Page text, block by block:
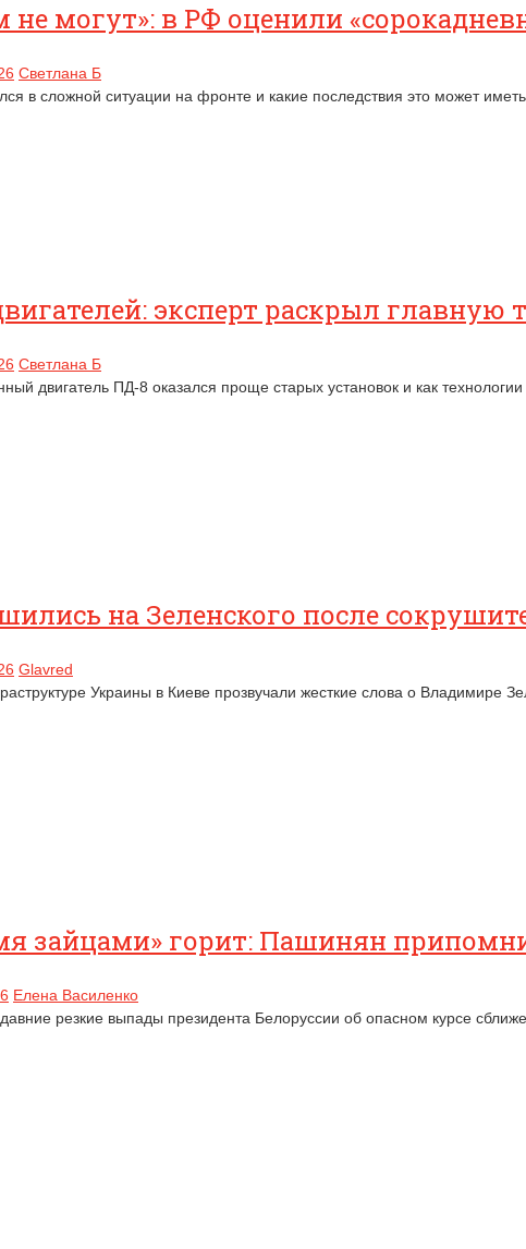
могут»: в РФ оценили
Светлана Б
в сложной ситуации на фронте и какие последствия это может
эксперт раскрыл главную
Светлана Б
двигатель ПД-8 оказался проще старых установок и как
на Зеленского после
Glavred
Украины в Киеве прозвучали жесткие слова о Владимире
зайцами» горит: Пашинян
Елена Василенко
резкие выпады президента Белоруссии об опасном курсе